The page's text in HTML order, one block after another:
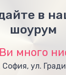
в
шоурум
много
София, ул.